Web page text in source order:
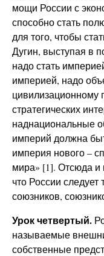
мощи России с
способно стать
для того, чтобы
Дугин, выступая в
надо стать
империей, надо
цивилизационному
стратегических
наднациональные
империй должна
империя нового –
мира» [1]. Отсюда и
что России
союзников,
Урок четвертый.
называемые
собственные